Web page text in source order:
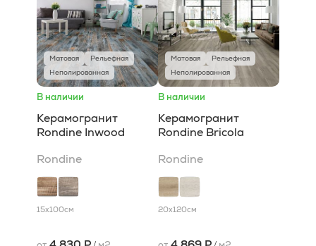
Матовая
Рельефная
Неполированная
В наличии
Керамогранит
Rondine Inwood
Rondine
15x100см
Матовая
Рельефная
Неполированная
В наличии
Керамогранит
Rondine Bricola
Rondine
20x120см